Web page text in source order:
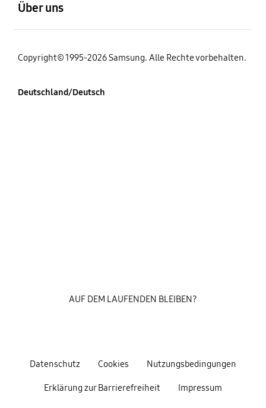
Über uns
Copyright© 1995-2026 Samsung. Alle Rechte vorbehalten.
Deutschland/Deutsch
Datenschutz Cookies Nutzungsbedingungen
Erklärung zur Barrierefreiheit Impressum
AUF DEM LAUFENDEN BLEIBEN?